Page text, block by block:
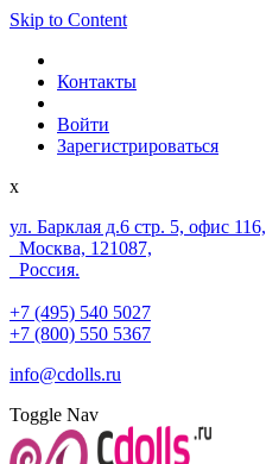
Skip to Content
Контакты
Войти
Зарегистрироваться
x
ул. Барклая д.6 стр. 5, офис 116,
Москва, 121087,
Россия.
+7 (495) 540 5027
+7 (800) 550 5367
info@cdolls.ru
Toggle Nav